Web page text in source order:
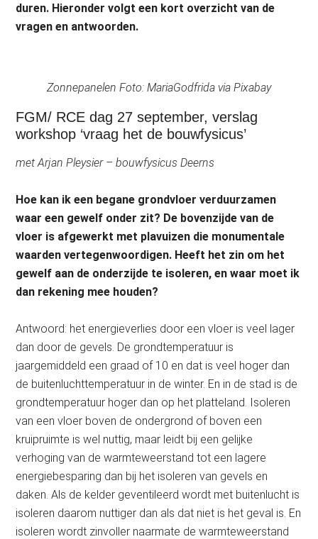
duren. Hieronder volgt een kort overzicht van de
vragen en antwoorden.
Zonnepanelen Foto: MariaGodfrida via Pixabay
FGM/ RCE dag 27 september, verslag
workshop ‘vraag het de bouwfysicus’
met Arjan Pleysier – bouwfysicus Deerns
Hoe kan ik een begane grondvloer verduurzamen
waar een gewelf onder zit? De bovenzijde van de
vloer is afgewerkt met plavuizen die monumentale
waarden vertegenwoordigen. Heeft het zin om het
gewelf aan de onderzijde te isoleren, en waar moet ik
dan rekening mee houden?
Antwoord: het energieverlies door een vloer is veel lager
dan door de gevels. De grondtemperatuur is
jaargemiddeld een graad of 10 en dat is veel hoger dan
de buitenluchttemperatuur in de winter. En in de stad is de
grondtemperatuur hoger dan op het platteland. Isoleren
van een vloer boven de ondergrond of boven een
kruipruimte is wel nuttig, maar leidt bij een gelijke
verhoging van de warmteweerstand tot een lagere
energiebesparing dan bij het isoleren van gevels en
daken. Als de kelder geventileerd wordt met buitenlucht is
isoleren daarom nuttiger dan als dat niet is het geval is. En
isoleren wordt zinvoller naarmate de warmteweerstand